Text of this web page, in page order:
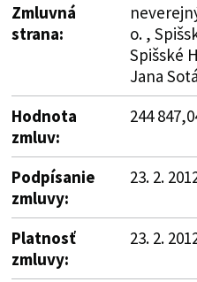
Zmluvná
strana:
o. ,
Spišské
Jana
Hodnota
zmluv:
244
Podpísanie
zmluvy:
23. 2.
Platnosť
zmluvy:
23. 2.